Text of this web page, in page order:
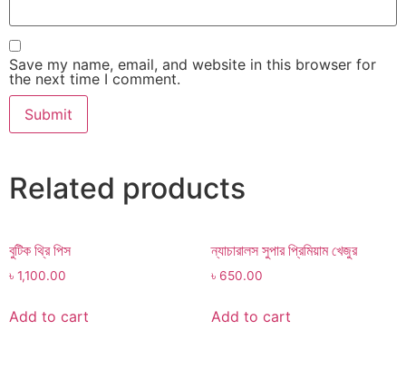
Save my name, email, and website in this browser for
the next time I comment.
Related products
বুটিক থ্রি পিস
৳ 1,100.00
Add to cart
ন্যাচারালস সুপার প্রিমিয়াম খেজুর
৳ 650.00
Add to cart